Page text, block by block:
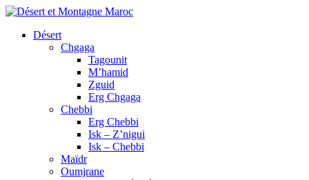
Désert
Chgaga
Tagounit
M’hamid
Zguid
Erg Chgaga
Chebbi
Erg Chebbi
Isk – Z’nigui
Isk – Chebbi
Maïdr
Oumjrane